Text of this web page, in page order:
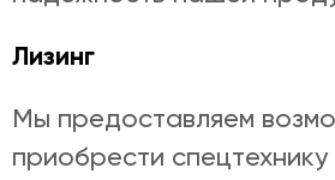
Лизинг
Мы предоставляем
приобрести спецтехнику